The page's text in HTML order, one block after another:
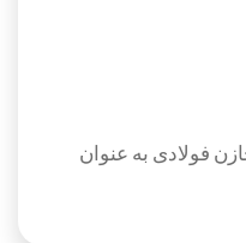
فولادی به عنوان